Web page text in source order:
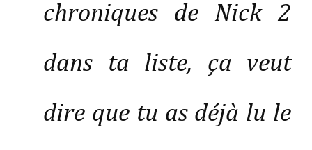
chroniques de Nick 2
dans ta liste, ça veut
dire que tu as déjà lu le